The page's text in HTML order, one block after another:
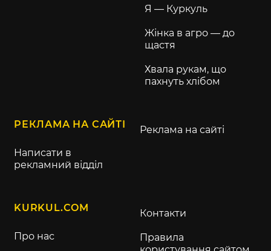
Я — Куркуль
Жінка в агро — до
щастя
Хвала рукам, що
пахнуть хлібом
РЕКЛАМА НА САЙТІ
Написати в
рекламний відділ
Реклама на сайті
KURKUL.COM
Про нас
Контакти
Правила